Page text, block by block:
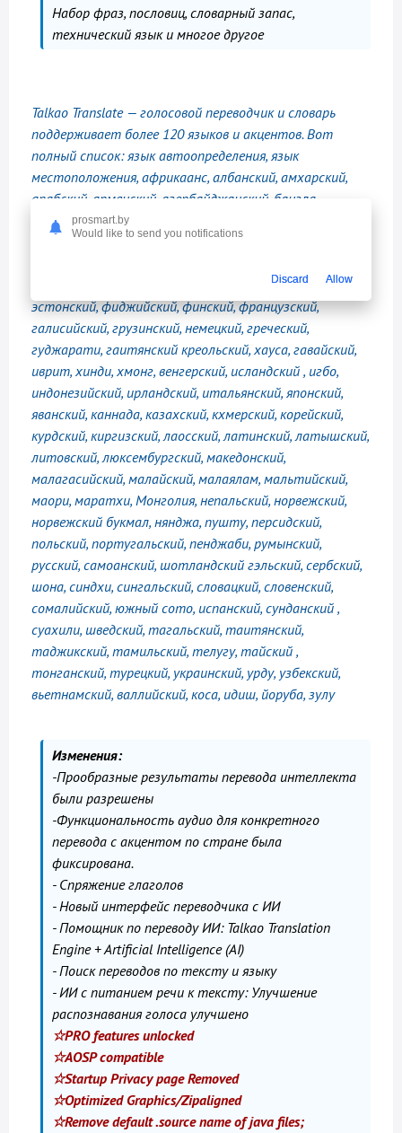
Набор фраз, пословиц, словарный запас,
технический язык и многое другое
Talkao Translate — голосовой переводчик и словарь
поддерживает более 120 языков и акцентов. Вот
полный список: язык автоопределения, язык
местоположения, африкаанс, албанский, амхарский,
арабский, армянский, азербайджанский, бангла,
баскский, белорусский, боснийский, болгарский,
бирманский, кантонский, каталанский, кебуано,
датский, голландский, английский, эсперанто,
эстонский, фиджийский, финский, французский,
галисийский, грузинский, немецкий, греческий,
гуджарати, гаитянский креольский, хауса, гавайский,
иврит, хинди, хмонг, венгерский, исландский , игбо,
индонезийский, ирландский, итальянский, японский,
яванский, каннада, казахский, кхмерский, корейский,
курдский, киргизский, лаосский, латинский, латышский,
литовский, люксембургский, македонский,
малагасийский, малайский, малаялам, мальтийский,
маори, маратхи, Монголия, непальский, норвежский,
норвежский букмал, нянджа, пушту, персидский,
польский, португальский, пенджаби, румынский,
русский, самоанский, шотландский гэльский, сербский,
шона, синдхи, сингальский, словацкий, словенский,
сомалийский, южный сото, испанский, сунданский ,
суахили, шведский, тагальский, таитянский,
таджикский, тамильский, телугу, тайский ,
тонганский, турецкий, украинский, урду, узбекский,
вьетнамский, валлийский, коса, идиш, йоруба, зулу
Изменения:
-Прообразные результаты перевода интеллекта
были разрешены
-Функциональность аудио для конкретного
перевода с акцентом по стране была
фиксирована.
- Спряжение глаголов
- Новый интерфейс переводчика с ИИ
- Помощник по переводу ИИ: Talkao Translation
Engine + Artificial Intelligence (AI)
- Поиск переводов по тексту и языку
- ИИ с питанием речи к тексту: Улучшение
распознавания голоса улучшено
☆PRO features unlocked
☆AOSP compatible
☆Startup Privacy page Removed
☆Optimized Graphics/Zipaligned
☆Remove default .source name of java files;
prosmart.by
Would like to send you notifications
Discard Allow